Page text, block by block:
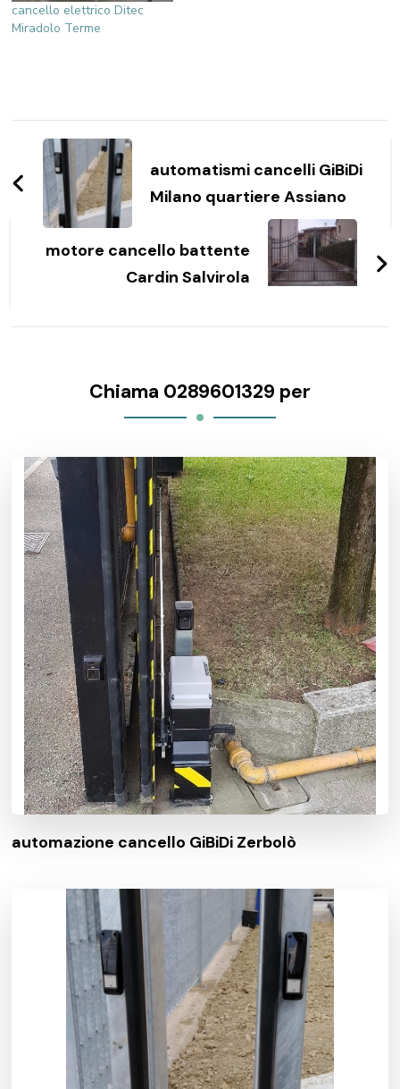
cancello elettrico Ditec
Miradolo Terme
Navigazione
articoli
automatismi cancelli GiBiDi
Milano quartiere Assiano
motore cancello battente
Cardin Salvirola
Chiama 0289601329 per
automazione cancello GiBiDi Zerbolò